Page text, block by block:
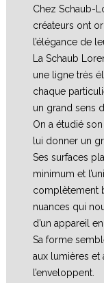
Chez Schaub-
créateurs ont
l’élégance de
La Schaub
une ligne très
chaque
un grand sens
On a étudié
lui donner un
Ses surfaces
minimum et
complètement
nuances qui
d’un appareil
Sa forme
aux lumières et
l’enveloppent.